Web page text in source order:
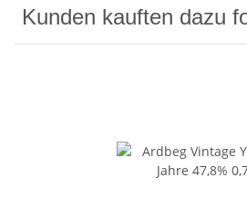
Kunden kauften dazu